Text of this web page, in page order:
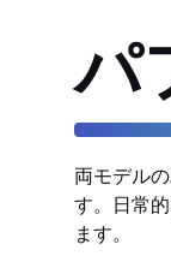
パ
両モデル
す。日常
ます。